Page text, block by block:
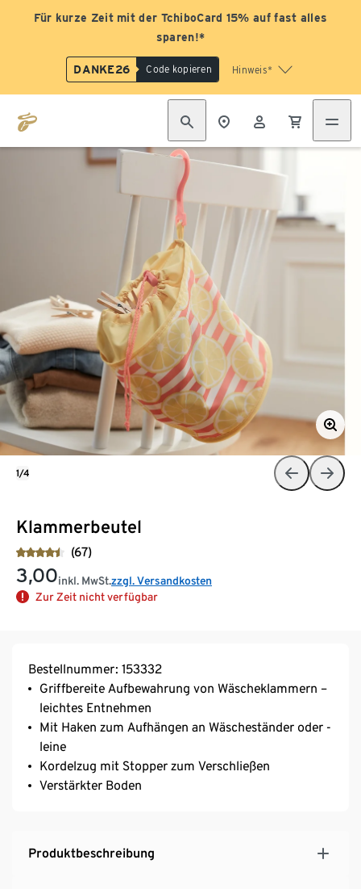
Für kurze Zeit mit der TchiboCard 15% auf fast alles
sparen!*
DANKE26 Code kopieren Hinweis*
Klammerbeutel
(67)
3,00inkl. MwSt.zzgl. Versandkosten
Zur Zeit nicht verfügbar
1/4
Bestellnummer: 153332
Griffbereite Aufbewahrung von Wäscheklammern –
leichtes Entnehmen
Mit Haken zum Aufhängen an Wäscheständer oder -
leine
Kordelzug mit Stopper zum Verschließen
Verstärkter Boden
Produktbeschreibung